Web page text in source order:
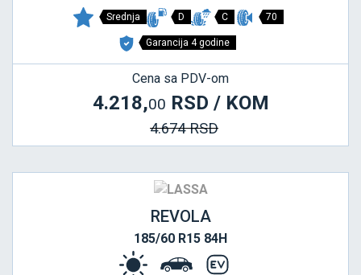
Srednja D C 70
Garancija 4 godine
Cena sa PDV-om
4.218,00 RSD / KOM
4.674 RSD
REVOLA
185/60 R15 84H